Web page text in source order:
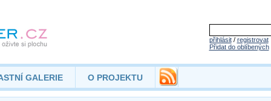
přihlásit/ registrovat
Přidat do oblíbených
GALERIE O PROJEKTU